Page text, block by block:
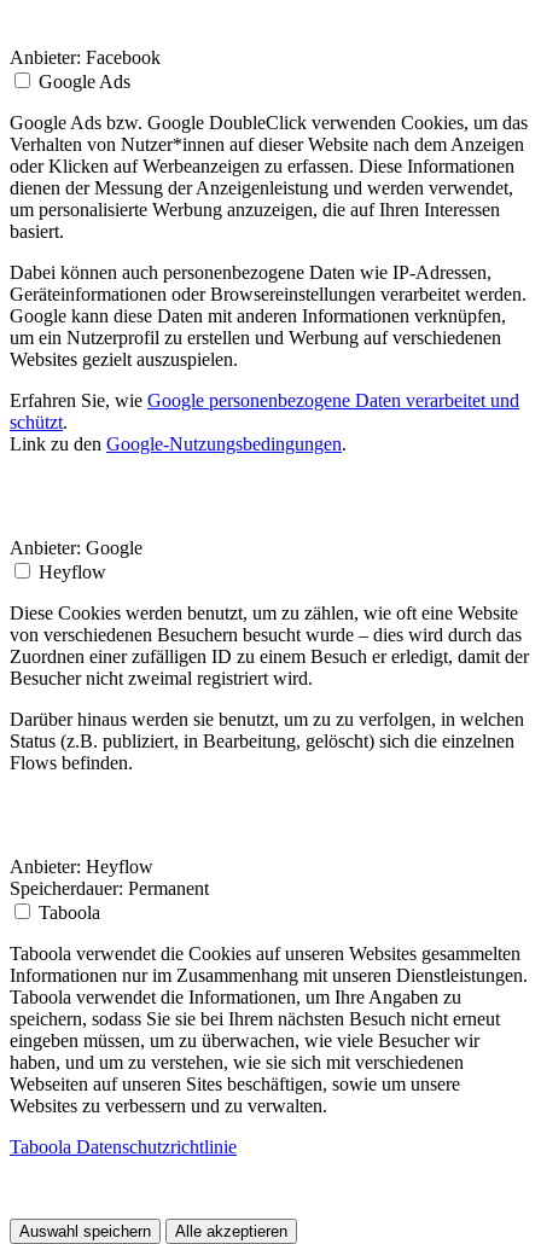
Anbieter: Facebook
Google Ads
Google Ads bzw. Google DoubleClick verwenden Cookies, um das
Verhalten von Nutzer*innen auf dieser Website nach dem Anzeigen
oder Klicken auf Werbeanzeigen zu erfassen. Diese Informationen
dienen der Messung der Anzeigenleistung und werden verwendet,
um personalisierte Werbung anzuzeigen, die auf Ihren Interessen
basiert.
Dabei können auch personenbezogene Daten wie IP-Adressen,
Geräteinformationen oder Browsereinstellungen verarbeitet werden.
Google kann diese Daten mit anderen Informationen verknüpfen,
um ein Nutzerprofil zu erstellen und Werbung auf verschiedenen
Websites gezielt auszuspielen.
Erfahren Sie, wie Google personenbezogene Daten verarbeitet und
schützt.
Link zu den Google-Nutzungsbedingungen.
Anbieter: Google
Heyflow
Diese Cookies werden benutzt, um zu zählen, wie oft eine Website
von verschiedenen Besuchern besucht wurde – dies wird durch das
Zuordnen einer zufälligen ID zu einem Besuch er erledigt, damit der
Besucher nicht zweimal registriert wird.
Darüber hinaus werden sie benutzt, um zu zu verfolgen, in welchen
Status (z.B. publiziert, in Bearbeitung, gelöscht) sich die einzelnen
Flows befinden.
Anbieter: Heyflow
Speicherdauer: Permanent
Taboola
Taboola verwendet die Cookies auf unseren Websites gesammelten
Informationen nur im Zusammenhang mit unseren Dienstleistungen.
Taboola verwendet die Informationen, um Ihre Angaben zu
speichern, sodass Sie sie bei Ihrem nächsten Besuch nicht erneut
eingeben müssen, um zu überwachen, wie viele Besucher wir
haben, und um zu verstehen, wie sie sich mit verschiedenen
Webseiten auf unseren Sites beschäftigen, sowie um unsere
Websites zu verbessern und zu verwalten.
Taboola Datenschutzrichtlinie
Auswahl speichern Alle akzeptieren